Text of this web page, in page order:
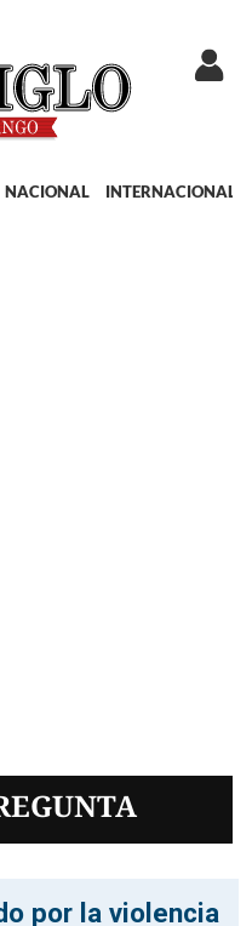
NACIONAL INTERNACIONAL